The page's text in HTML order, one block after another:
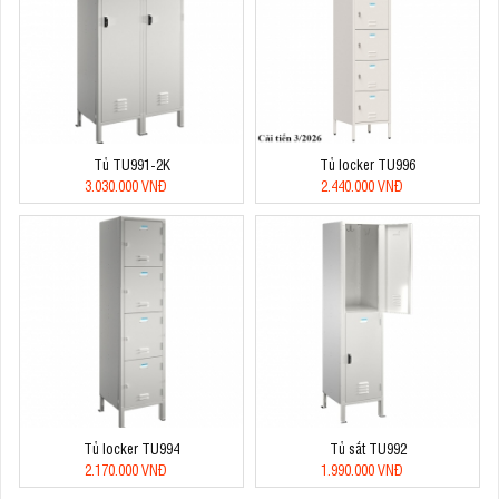
Tủ TU991-2K
3.030.000 VNĐ
Tủ locker TU996
2.440.000 VNĐ
Tủ locker TU994
2.170.000 VNĐ
Tủ sắt TU992
1.990.000 VNĐ